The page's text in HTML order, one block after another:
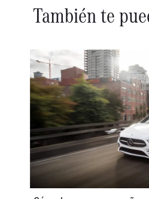
También te